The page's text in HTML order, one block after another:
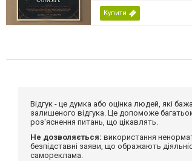
Купити
Відгук - це думка або оцінка людей, які
залишеного відгука. Це допоможе
роз'яснення питань, що цікавлять.
Не дозволяється: використання
безпідставні заяви, що ображають
самореклама.